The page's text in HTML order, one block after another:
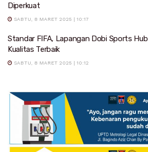
Diperkuat
SABTU, 8 MARET 2025 | 10:17
Standar FIFA, Lapangan Dobi Sports Hub
Kualitas Terbaik
SABTU, 8 MARET 2025 | 10:12